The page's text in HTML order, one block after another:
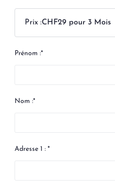
Prix :CHF29 pour 3 Mois
Prénom :*
Nom :*
Adresse 1 : *